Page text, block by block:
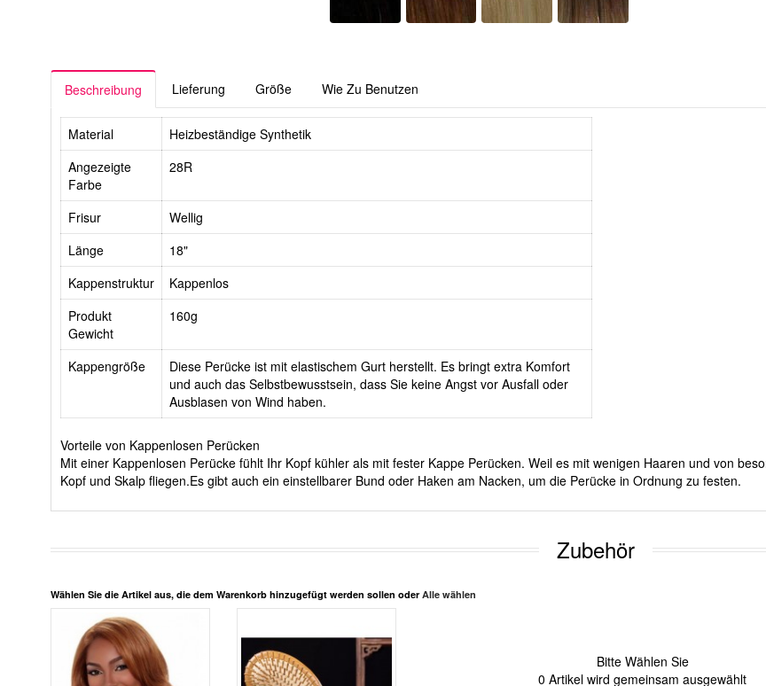
Beschreibung Lieferung Größe Wie Zu Benutzen
Material
Heizbeständige Synthetik
Angezeigte
Farbe
28R
Frisur
Wellig
Länge
18"
Kappenstruktur
Kappenlos
Produkt
Gewicht
160g
Kappengröße
Diese Perücke ist mit elastischem Gurt herstellt. Es bringt extra Komfort
und auch das Selbstbewusstsein, dass Sie keine Angst vor Ausfall oder
Ausblasen von Wind haben.
Vorteile von Kappenlosen Perücken
Mit einer Kappenlosen Perücke fühlt Ihr Kopf kühler als mit fester Kappe Perücken. Weil es mit wenigen Haaren und von
Kopf und Skalp fliegen.Es gibt auch ein einstellbarer Bund oder Haken am Nacken, um die Perücke in Ordnung zu festen.
Zubehör
Wählen Sie die Artikel aus, die dem Warenkorb hinzugefügt werden sollen oder Alle wählen
Bitte Wählen Sie
0 Artikel wird gemeinsam ausgewählt